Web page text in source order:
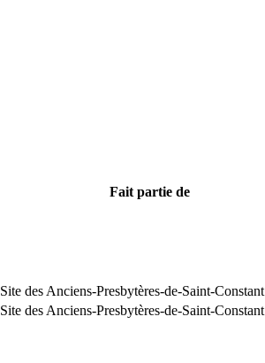
Fait partie de
Site des Anciens-Presbytères-de-Saint-Constant
Site des Anciens-Presbytères-de-Saint-Constant